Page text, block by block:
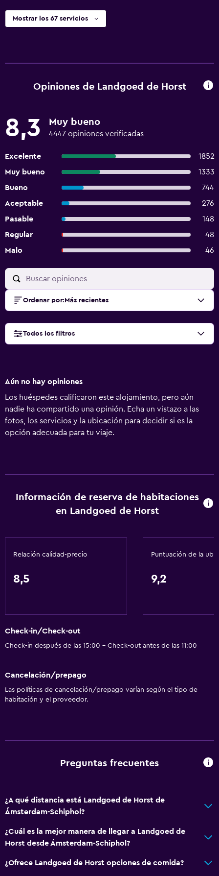
Mostrar los 67 servicios
Opiniones de Landgoed de Horst
8,3 Muy bueno
4447 opiniones verificadas
Excelente
1852
Muy bueno
1333
Bueno
744
Aceptable
276
Pasable
148
Regular
48
Malo
46
Ordenar por: Más recientes
Todos los filtros
Aún no hay opiniones
Los huéspedes calificaron este alojamiento, pero aún
nadie ha compartido una opinión. Echa un vistazo a las
fotos, los servicios y la ubicación para decidir si es la
opción adecuada para tu viaje.
Información de reserva de habitaciones
en Landgoed de Horst
Relación calidad-precio
8,5
Puntuación de la
9,2
Check-in/Check-out
Check-in después de las 15:00 - Check-out antes de las 11:00
Cancelación/prepago
Las políticas de cancelación/prepago varían según el tipo de
habitación y el proveedor.
Preguntas frecuentes
¿A qué distancia está Landgoed de Horst de
Ámsterdam-Schiphol?
¿Cuál es la mejor manera de llegar a Landgoed de
Horst desde Ámsterdam-Schiphol?
¿Ofrece Landgoed de Horst opciones de comida?